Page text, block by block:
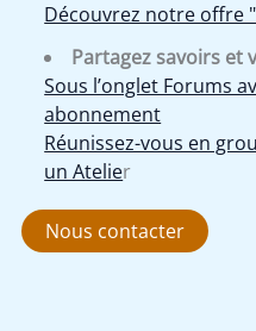
Découvrez notre offre
Partagez savoirs et
Sous l’onglet Forums
abonnement
Réunissez-vous en
un Atelier
Nous contacter